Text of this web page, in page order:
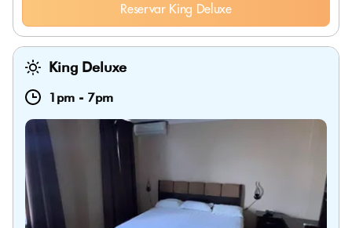
Reservar King Deluxe
King Deluxe
1pm - 7pm